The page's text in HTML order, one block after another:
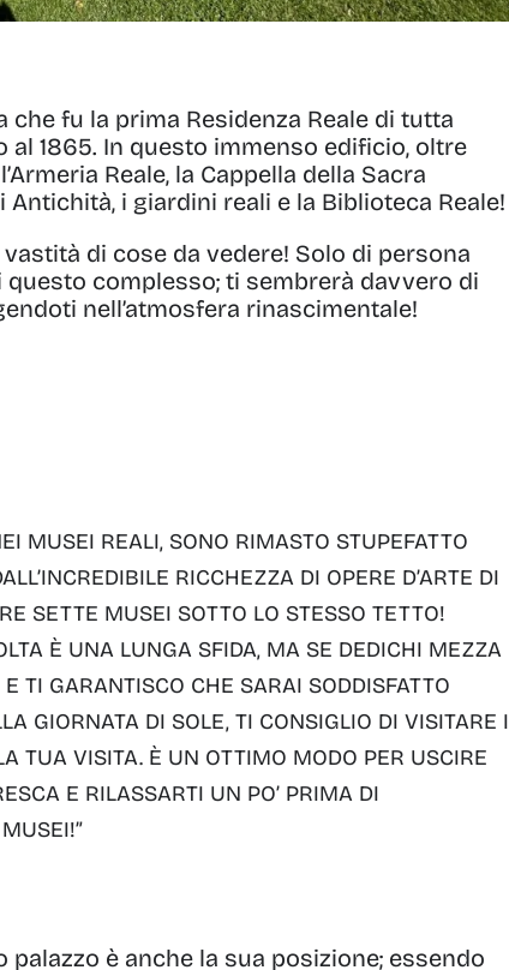
fu la prima Residenza Reale di tutta
1865. In questo immenso edificio, oltre
Reale, la Cappella della Sacra
Antichità, i giardini reali e la Biblioteca Reale!
di cose da vedere! Solo di persona
complesso; ti sembrerà davvero di
nell’atmosfera rinascimentale!
MUSEI REALI, SONO RIMASTO STUPEFATTO
RICCHEZZA DI OPERE D’ARTE DI
SETTE MUSEI SOTTO LO STESSO TETTO!
È UNA LUNGA SFIDA, MA SE DEDICHI MEZZA
TI GARANTISCO CHE SARAI SODDISFATTO
GIORNATA DI SOLE, TI CONSIGLIO DI VISITARE I
TUA VISITA. È UN OTTIMO MODO PER USCIRE
E RILASSARTI UN PO’ PRIMA DI
è anche la sua posizione; essendo